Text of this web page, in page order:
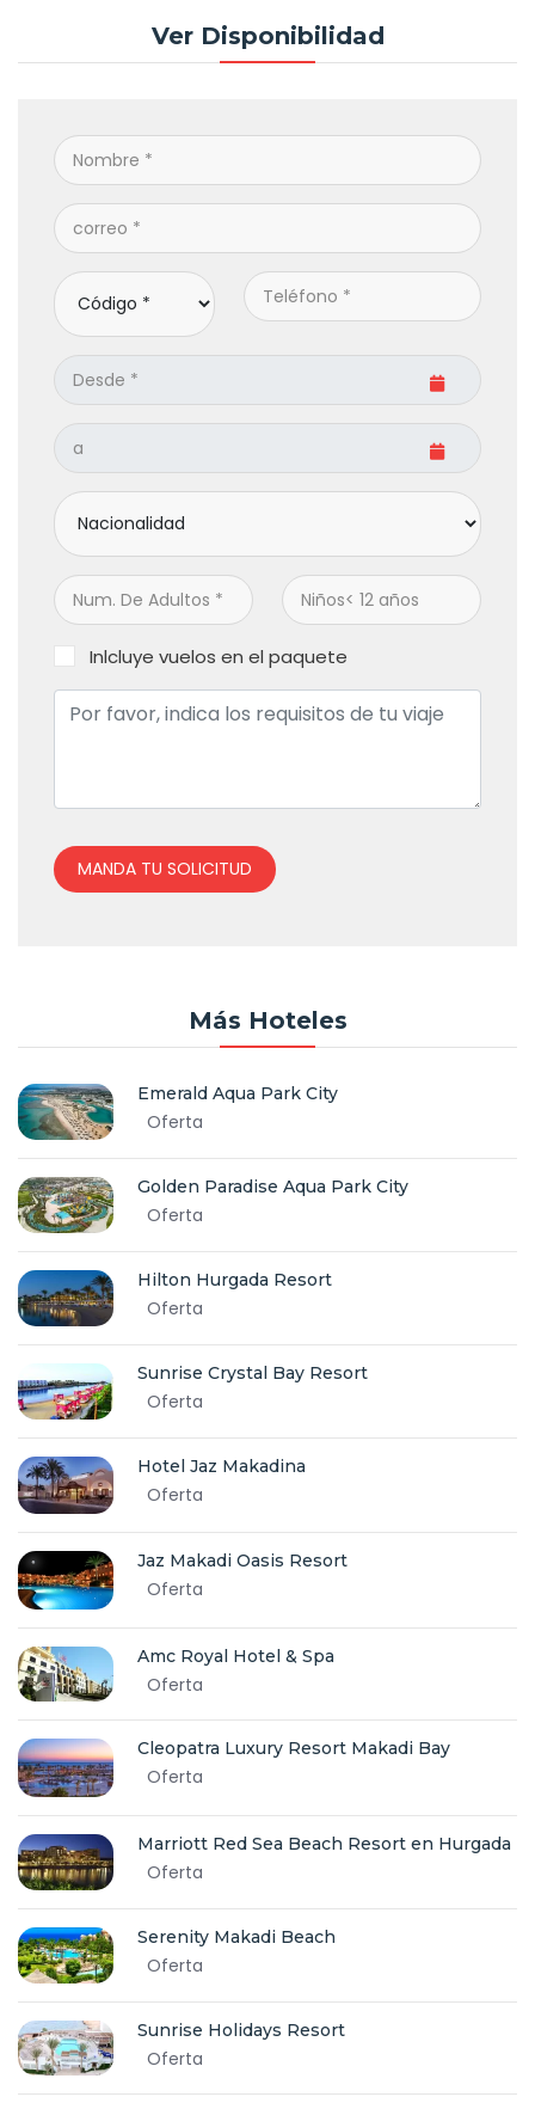
Ver Disponibilidad
Inlcluye vuelos en el paquete
MANDA TU SOLICITUD
Más Hoteles
Emerald Aqua Park City
Oferta
Golden Paradise Aqua Park City
Oferta
Hilton Hurgada Resort
Oferta
Sunrise Crystal Bay Resort
Oferta
Hotel Jaz Makadina
Oferta
Jaz Makadi Oasis Resort
Oferta
Amc Royal Hotel & Spa
Oferta
Cleopatra Luxury Resort Makadi Bay
Oferta
Marriott Red Sea Beach Resort en Hurgada
Oferta
Serenity Makadi Beach
Oferta
Sunrise Holidays Resort
Oferta